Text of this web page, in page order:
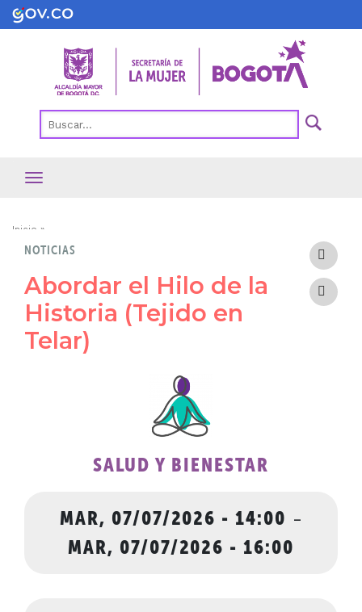
Pasar
al
Ruta
de
navegación
Inicio
NOTICIAS
Abordar el Hilo de la
Historia (Tejido en
Telar)
SALUD Y BIENESTAR
MAR, 07/07/2026 - 14:00 -
MAR, 07/07/2026 - 16:00